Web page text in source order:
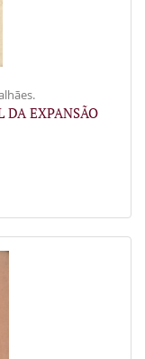
DA EXPANSÃO